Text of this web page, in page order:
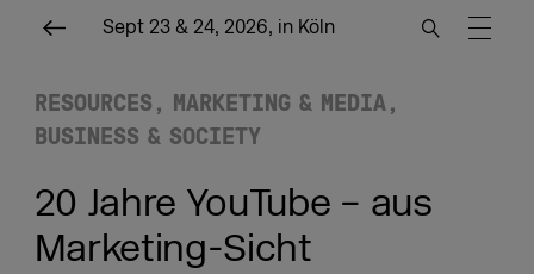
Sept 23 & 24, 2026, in Köln
RESOURCES
MARKETING & MEDIA
BUSINESS & SOCIETY
20 Jahre YouTube – aus
Marketing-Sicht